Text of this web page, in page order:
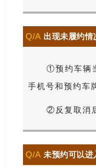
Q/A 出现未履约情
①预约车辆
手机号和预约车
② 反复取消
Q/A 未预约可以进